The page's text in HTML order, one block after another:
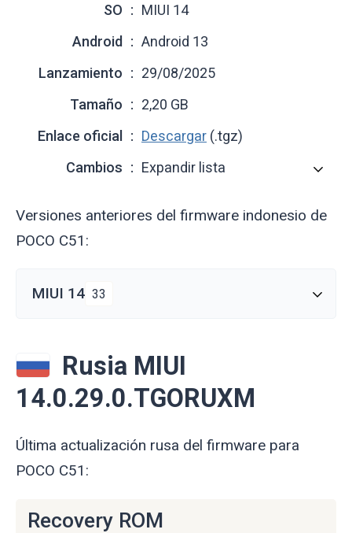
SO
MIUI 14
Android
Android 13
Lanzamiento
29/08/2025
Tamaño
2,20 GB
Enlace oficial
Descargar (.tgz)
Cambios
Expandir lista
Versiones anteriores del firmware indonesio de
POCO C51:
MIUI 14 33
Rusia MIUI
14.0.29.0.TGORUXM
Última actualización rusa del firmware para
POCO C51:
Recovery ROM